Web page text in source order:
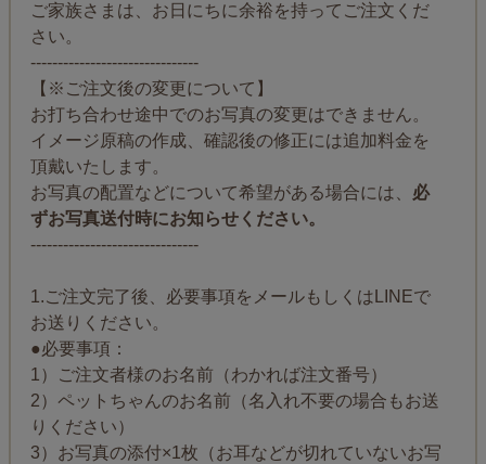
ご家族さまは、お日にちに余裕を持ってご注文くだ
さい。
-------------------------------
【※ご注文後の変更について】
お打ち合わせ途中でのお写真の変更はできません。
イメージ原稿の作成、確認後の修正には追加料金を
頂戴いたします。
お写真の配置などについて希望がある場合には、 必
ずお写真送付時にお知らせください。
-------------------------------
1.ご注文完了後、必要事項をメールもしくはLINEで
お送りください。
●必要事項：
1）ご注文者様のお名前（わかれば注文番号）
2）ペットちゃんのお名前（名入れ不要の場合もお送
りください）
3）お写真の添付×1枚（お耳などが切れていないお写